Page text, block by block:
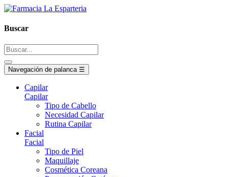
Buscar
Navegación de palanca ☰
Capilar
Capilar
Tipo de Cabello
Necesidad Capilar
Rutina Capilar
Facial
Facial
Tipo de Piel
Maquillaje
Cosmética Coreana